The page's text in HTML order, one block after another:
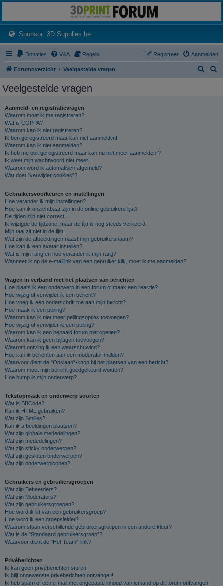
Het 3D print forum van de Benelux na de sluiting van 3dprintforum.nl
Sponsor: 3D Supplies.be(Opens a new tab)
Donaties V&A Regels Aanmelden
Registreer
Forumoverzicht Veelgestelde vragen
Veelgestelde vragen
Aanmeld- en registratievragen
Waarom moet ik me registreren?
Wat is COPPA?
Waarom kan ik niet registreren?
Ik ben geregistreerd maar kan niet aanmelden!
Waarom kan ik niet aanmelden?
Ik heb me ooit geregistreerd maar kan nu niet meer aanmelden!?
Ik weet mijn wachtwoord niet meer!
Waarom word ik automatisch afgemeld?
Wat doet "verwijder cookies"?
Gebruikersvoorkeuren en instellingen
Hoe verander ik mijn instellingen?
Hoe kan ik onzichtbaar zijn in de online gebruikers lijst?
De tijden zijn niet correct!
Ik wijzigde de tijdzone, maar de tijd is nog steeds verkeerd!
Mijn taal zit niet in de lijst!
Wat zijn de afbeeldingen naast mijn gebruikersnaam?
Hoe kan ik een avatar instellen?
Wat is mijn rang en hoe verander ik mijn rang?
Wanneer ik op de e-maillink van een gebruiker klik, moet ik me aanmelden?
Vragen in verband met het plaatsen van berichten
Hoe plaats ik een onderwerp in een forum of maak een reactie?
Hoe wijzig of verwijder ik een bericht?
Hoe voeg ik een onderschrift toe aan mijn bericht?
Hoe maak ik een peiling?
Waarom kan ik niet meer peilingsopties toevoegen?
Hoe wijzig of verwijder ik een peiling?
Waarom kan ik een bepaald forum niet openen?
Waarom kan ik geen bijlagen toevoegen?
Waarom ontving ik een waarschuwing?
Hoe kan ik berichten aan een moderator melden?
Waarvoor dient de "Opslaan"-knop bij het plaatsen van een bericht?
Waarom moet mijn bericht goedgekeurd worden?
Hoe bump ik mijn onderwerp?
Tekstopmaak en onderwerp soorten
Wat is BBCode?
Kan ik HTML gebruiken?
Wat zijn Smilies?
Kan ik afbeeldingen plaatsen?
Wat zijn globale mededelingen?
Wat zijn mededelingen?
Wat zijn sticky onderwerpen?
Wat zijn gesloten onderwerpen?
Wat zijn onderwerpiconen?
Gebruikers en gebruikersgroepen
Wat zijn Beheerders?
Wat zijn Moderators?
Wat zijn gebruikersgroepen?
Hoe word ik lid van een gebruikersgroep?
Hoe word ik een groepsleider?
Waarom staan verschillende gebruikersgroepen in een andere kleur?
Wat is de "Standaard gebruikersgroep"?
Waarvoor dient de "Het Team"-link?
Privéberichten
Ik kan geen privéberichten sturen!
Ik blijf ongewenste privéberichten ontvangen!
Ik heb spam of een e-mail met ongepaste inhoud van iemand op dit forum ontvangen!